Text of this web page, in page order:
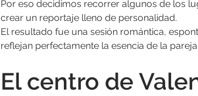
Por eso decidimos recorrer algunos de los
crear un reportaje lleno de personalidad.
El resultado fue una sesión romántica,
reflejan perfectamente la esencia de la pareja.
El centro de